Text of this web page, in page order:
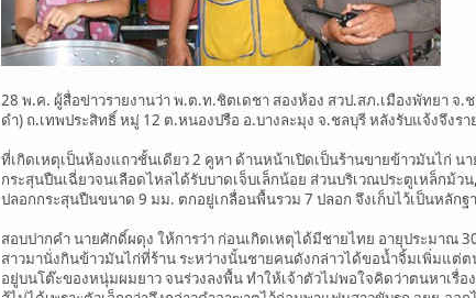
28 พ.ค. ผู้สื่อข่าวรายงานว่า พ.ต.ท.ชิตเดชา สองห้อง สวป.สภ.เมืองพัทยา
ดำ) ถ.เทพประสิทธิ์ หมู่ 12 ต.หนองปรือ อ.บางละมุง จ.ชลบุรี หลังรับแจ้งจึง
ที่เกิดเหตุเป็นห้องแถวชั้นเดียว 2 คูหา ด้านหน้าเปิดเป็นร้านขายข้าวมันไก่
กระสุนปืนเฉี่ยวจนเลือดไหลได้รับบาดเจ็บเล็กน้อย ส่วนบริเวณประตูเหล็ก
ปลอกกระสุนปืนขนาด 9 มม. ตกอยู่เกลื่อนพื้นรวม 7 ปลอก จึงเก็บไว้เป็นหลักฐ
สอบปากคำ นายศักดิ์ผดุง ให้การว่า ก่อนเกิดเหตุได้มีชายไทย อายุประมาณ
สาวมานั่งกินข้าวมันไก่ที่ร้าน ระหว่างนั้นชายคนดังกล่าวได้ขอน้ำจิ้มเพิ่มแต่
อยู่บนโต๊ะของหนุ่มผมยาว จนร่วงลงพื้น ทำให้เจ้าตัวไม่พอใจคิดว่าตนหาเ